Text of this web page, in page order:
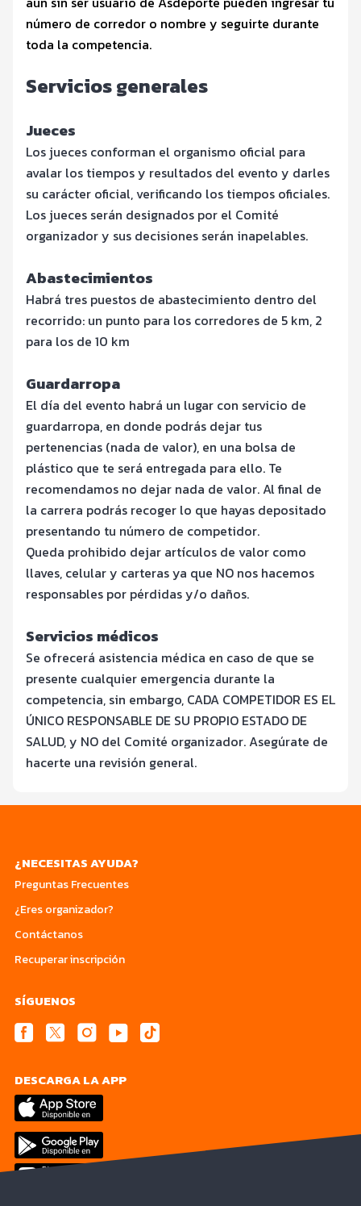
número de corredor o nombre y seguirte durante
toda la competencia.
Servicios generales
Jueces
Los jueces conforman el organismo oficial para
avalar los tiempos y resultados del evento y darles
su carácter oficial, verificando los tiempos oficiales.
Los jueces serán designados por el Comité
organizador y sus decisiones serán inapelables.
Abastecimientos
Habrá tres puestos de abastecimiento dentro del
recorrido: un punto para los corredores de 5 km, 2
para los de 10 km
Guardarropa
El día del evento habrá un lugar con servicio de
guardarropa, en donde podrás dejar tus
pertenencias (nada de valor), en una bolsa de
plástico que te será entregada para ello. Te
recomendamos no dejar nada de valor. Al final de
la carrera podrás recoger lo que hayas depositado
presentando tu número de competidor.
Queda prohibido dejar artículos de valor como
llaves, celular y carteras ya que NO nos hacemos
responsables por pérdidas y/o daños.
Servicios médicos
Se ofrecerá asistencia médica en caso de que se
presente cualquier emergencia durante la
competencia, sin embargo, CADA COMPETIDOR ES EL
ÚNICO RESPONSABLE DE SU PROPIO ESTADO DE
SALUD, y NO del Comité organizador. Asegúrate de
hacerte una revisión general.
¿NECESITAS AYUDA?
Preguntas Frecuentes
¿Eres organizador?
Contáctanos
Recuperar inscripción
SÍGUENOS
DESCARGA LA APP